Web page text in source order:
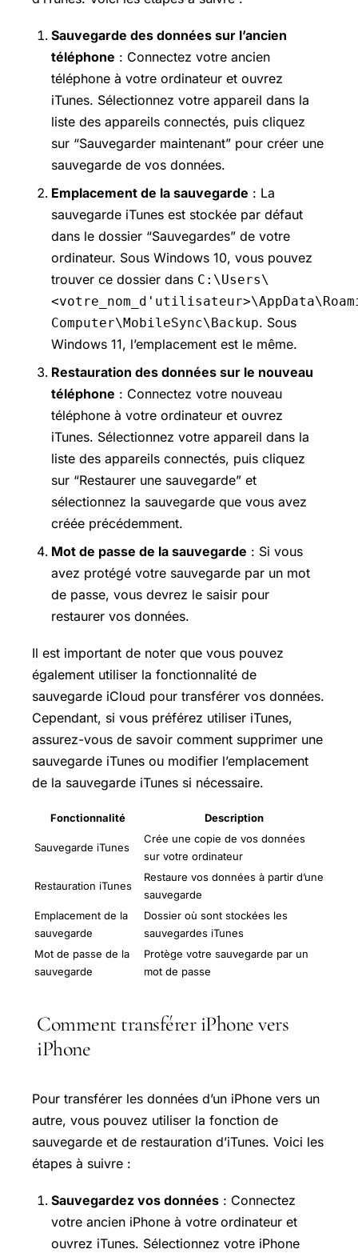
Sauvegarde des données sur l’ancien
téléphone : Connectez votre ancien
téléphone à votre ordinateur et ouvrez
iTunes. Sélectionnez votre appareil dans la
liste des appareils connectés, puis cliquez
sur “Sauvegarder maintenant” pour créer une
sauvegarde de vos données.
Emplacement de la sauvegarde : La
sauvegarde iTunes est stockée par défaut
dans le dossier “Sauvegardes” de votre
ordinateur. Sous Windows 10, vous pouvez
trouver ce dossier dans C:\Users\
Computer\MobileSync\Backup. Sous
Windows 11, l’emplacement est le même.
Restauration des données sur le nouveau
téléphone : Connectez votre nouveau
téléphone à votre ordinateur et ouvrez
iTunes. Sélectionnez votre appareil dans la
liste des appareils connectés, puis cliquez
sur “Restaurer une sauvegarde” et
sélectionnez la sauvegarde que vous avez
créée précédemment.
Mot de passe de la sauvegarde : Si vous
avez protégé votre sauvegarde par un mot
de passe, vous devrez le saisir pour
restaurer vos données.
Il est important de noter que vous pouvez
également utiliser la fonctionnalité de
sauvegarde iCloud pour transférer vos données.
Cependant, si vous préférez utiliser iTunes,
assurez-vous de savoir comment supprimer une
sauvegarde iTunes ou modifier l’emplacement
de la sauvegarde iTunes si nécessaire.
Fonctionnalité Description
Sauvegarde iTunes
Crée une copie de vos données
sur votre ordinateur
Restauration iTunes
Restaure vos données à partir d’une
sauvegarde
Emplacement de la
sauvegarde
Dossier où sont stockées les
sauvegardes iTunes
Mot de passe de la
sauvegarde
Protège votre sauvegarde par un
mot de passe
Comment transférer iPhone vers
iPhone
Pour transférer les données d’un iPhone vers un
autre, vous pouvez utiliser la fonction de
sauvegarde et de restauration d’iTunes. Voici les
étapes à suivre :
Sauvegardez vos données : Connectez
votre ancien iPhone à votre ordinateur et
ouvrez iTunes. Sélectionnez votre iPhone